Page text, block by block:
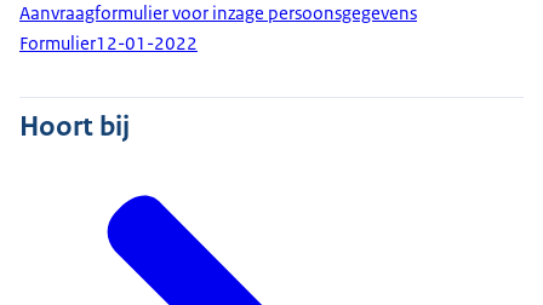
Aanvraagformulier voor inzage persoonsgegevens
Formulier12-01-2022
Hoort bij